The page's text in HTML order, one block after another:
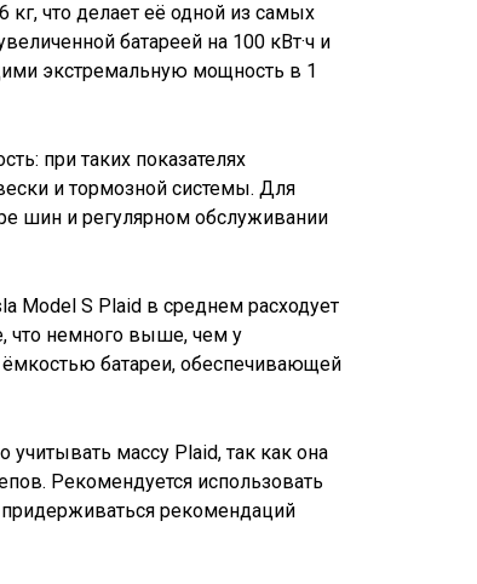
кг, что делает её одной из самых
батареей на 100 кВт·ч и
экстремальную мощность в 1
при таких показателях
и тормозной системы. Для
шин и регулярном обслуживании
Model S Plaid в среднем расходует
что немного выше, чем у
ёмкостью батареи, обеспечивающей
массу Plaid, так как она
Рекомендуется использовать
рекомендаций